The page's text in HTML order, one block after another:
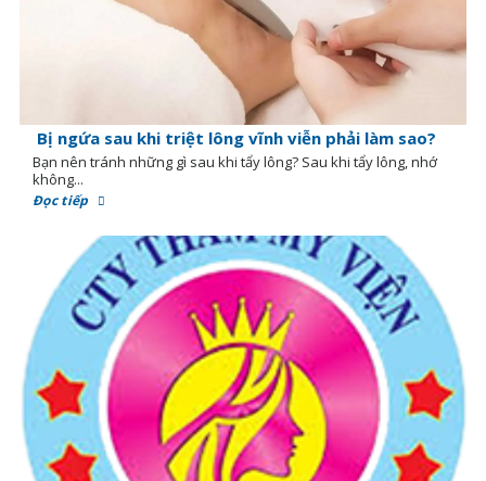
Bị ngứa sau khi triệt lông vĩnh viễn phải làm sao?
Bạn nên tránh những gì sau khi tẩy lông? Sau khi tẩy lông, nhớ
không...
Đọc tiếp